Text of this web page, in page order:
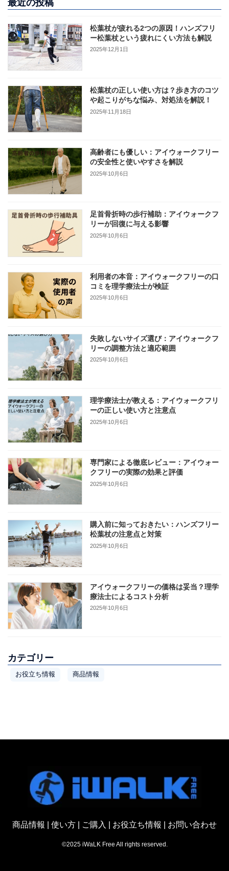
最近の投稿
松葉杖が疲れる2つの原因！ハンズフリ
ー松葉杖という疲れにくい方法も解説
2025年12月1日
松葉杖の正しい使い方は？歩き方のコツ
や起こりがちな悩み、対処法を解説！
2025年11月18日
高齢者にも優しい：アイウォークフリー
の安全性と使いやすさを解説
2025年10月6日
足首骨折時の歩行補助：アイウォークフ
リーが回復に与える影響
2025年10月6日
利用者の本音：アイウォークフリーの口
コミを理学療法士が検証
2025年10月6日
失敗しないサイズ選び：アイウォークフ
リーの調整方法と適応範囲
2025年10月6日
理学療法士が教える：アイウォークフリ
ーの正しい使い方と注意点
2025年10月6日
専門家による徹底レビュー：アイウォー
クフリーの実際の効果と評価
2025年10月6日
購入前に知っておきたい：ハンズフリー
松葉杖の注意点と対策
2025年10月6日
アイウォークフリーの価格は妥当？理学
療法士によるコスト分析
2025年10月6日
カテゴリー
お役立ち情報 商品情報
商品情報 使い方 ご購入 お役立ち情報 お問い合わせ
©2025 iWaLK Free All rights reserved.